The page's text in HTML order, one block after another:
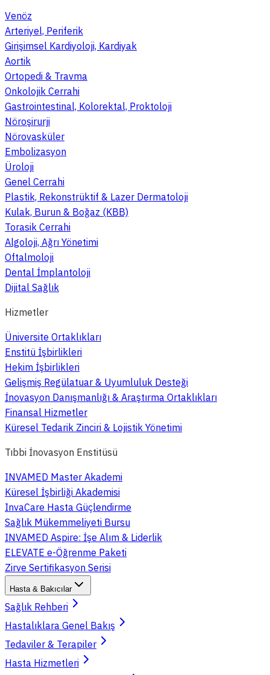
Venöz
Arteriyel, Periferik
Girişimsel Kardiyoloji, Kardiyak
Aortik
Ortopedi & Travma
Onkolojik Cerrahi
Gastrointestinal, Kolorektal, Proktoloji
Nöroşirurji
Nörovasküler
Embolizasyon
Üroloji
Genel Cerrahi
Plastik, Rekonstrüktif & Lazer Dermatoloji
Kulak, Burun & Boğaz (KBB)
Torasik Cerrahi
Algoloji, Ağrı Yönetimi
Oftalmoloji
Dental İmplantoloji
Dijital Sağlık
Hizmetler
Üniversite Ortaklıkları
Enstitü İşbirlikleri
Hekim İşbirlikleri
Gelişmiş Regülatuar & Uyumluluk Desteği
İnovasyon Danışmanlığı & Araştırma Ortaklıkları
Finansal Hizmetler
Küresel Tedarik Zinciri & Lojistik Yönetimi
Tıbbi İnovasyon Enstitüsü
INVAMED Master Akademi
Küresel İşbirliği Akademisi
InvaCare Hasta Güçlendirme
Sağlık Mükemmeliyeti Bursu
INVAMED Aspire: İşe Alım & Liderlik
ELEVATE e-Öğrenme Paketi
Zirve Sertifikasyon Serisi
Hasta & Bakıcılar
Sağlık Rehberi
Hastalıklara Genel Bakış
Tedaviler & Terapiler
Hasta Hizmetleri